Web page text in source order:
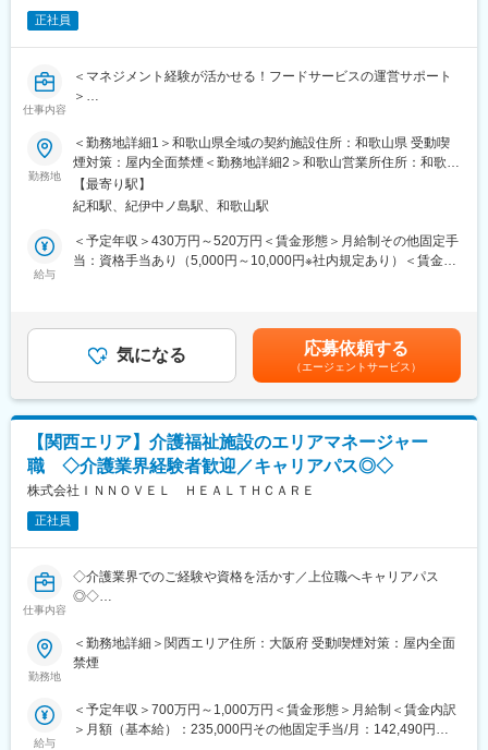
ました介護事業においては全国約1,900ヵ所で、在宅系介護サービ
スから施設介護サービスまで”トータル介護サービス”を実現してい
ます。
変更の範囲：会社の定める業務
■業務詳細
・既存顧客のケアマネ（約40～50名）への定期フォローを中心
・利用者宅への訪問を通じて介護用品の使用状況を確認し、ケア
マネへ最適な改善提案を実施
・地域の居宅介護支援事業所などへ訪問し、紹介・反響を元に新
規のケアマネ（5～10名）を開拓
■フォロー体制
＜集合研修＞入社後は全国の同期入社者と5日間の集合研修
など入社後もしっかりフォロー
各グレードごとにスキル項目を設定。売上目標の達成率だけでは
なくプロセスも評価。顧客への向き合い方や提案力がキャリアに
直結。
■キャリアパス
未経験から2年でリーダー、9年で複数営業所を統括するブロック
長など、営業としてのスキルアップだけでなく、マネジメントへ
のチャレンジも可能。
変更の範囲：会社の定める業務
正社員
仕事内容
＜マネジメント経験が活かせる！フードサービスの運営サポート
＞
バイスを行います。
新規施設の開拓営業はございません。
・人材不足
・献立に関するお悩み
・栄養観点のお悩み
・給食、食事のご要望
・厨房内スタッフの育成
課題/人員不足で、調理が追い付かない状態になっている
→業務工程やスタッフのシフトを改めて確認し、調整できる部分
して、厨房業務のためシフトイン。
■ポジションの特徴：
・アフターフォローを行い、お客さまと信頼関係を深めて契約継
続していただくことがミッションです。
・担当施設は、15～20件程度。移動は社用車がメイン。
・営業と同行し、新しく契約を検討されているお客さまに対し
て、プロとしてのご提案を実施することはございます。
・契約に向けてお客様により具体的なイメージを持っていただけ
るようにサポートしていただきます。
■担当施設（担当エリアによって担当施設は異なる）：
・FS施設…（直営スタイル）施設様が厨房も管理経営し、当社は
・FSP施設…（委託給食スタイル）当社が施設内の厨房を運営
（当社の食事とスタッフ）
勤務地
＜勤務地詳細1＞和歌山県全域の契約施設住所：和歌山県 受動喫
煙対策：屋内全面禁煙＜勤務地詳細2＞和歌山営業所住所：和歌山
県和歌山市中之島1518番地 中之島801ビル11階受動喫煙対策：屋
内全面禁煙
【最寄り駅】
紀和駅、紀伊中ノ島駅、和歌山駅
給与
＜予定年収＞430万円～520万円＜賃金形態＞月給制その他固定手
当：資格手当あり（5,000円～10,000円※社内規定あり）＜賃金内
を面接で評価し、社内等級制度に基づいて決定■賞与: 年2回（6
月・12月※月給の2.0ヶ月程度／年）■報奨金：年2回（6月・12
月）※半期ごとの会社利益を原資に個人業績に応じて配分■昇給：
年1回（4月）賃金はあくまでも目安の金額であり、選考を通じて
上下する可能性があります。月給(月額)は固定手当を含めた表記で
す。
気になる 応募依頼する
（エージェントサービス）
【関西エリア】介護福祉施設のエリアマネージャー
職 ◇介護業界経験者歓迎／キャリアパス◎◇
株式会社ＩＮＮＯＶＥＬ ＨＥＡＬＴＨＣＡＲＥ
正社員
仕事内容
◇介護業界でのご経験や資格を活かす／上位職へキャリアパス
◎◇
介護・医療・障がい福祉事業を展開する当社にて、エリアマネー
ジャーとして5か所程度の複数事業所の統括マネジメントをお任せ
■職務内容：
〇新規施設の立ち上げ、スタッフ採用・管理・教育・離職防止、
勤務地
＜勤務地詳細＞関西エリア住所：大阪府 受動喫煙対策：屋内全面
禁煙
給与
＜予定年収＞700万円～1,000万円＜賃金形態＞月給制＜賃金内訳
＞月額（基本給）：235,000円その他固定手当/月：142,490円固